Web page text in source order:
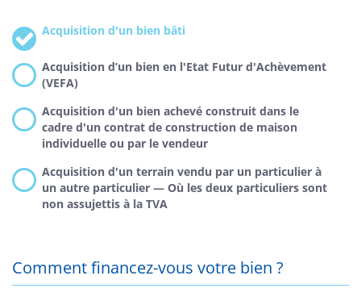
Acquisition d'un bien bâti
Acquisition d’un bien en l'Etat Futur d'Achèvement
(VEFA)
Acquisition d'un bien achevé construit dans le
cadre d'un contrat de construction de maison
individuelle ou par le vendeur
Acquisition d'un terrain vendu par un particulier à
un autre particulier — Où les deux particuliers sont
non assujettis à la TVA
Comment financez-vous votre bien ?